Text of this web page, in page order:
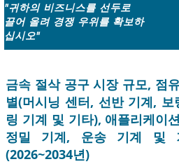
"귀하의 비즈니스를 선두로
끌어 올려 경쟁 우위를 확보하
십시오"
금속 절삭 공구 시장 규모, 점
별(머시닝 센터, 선반 기계,
링 기계 및 기타), 애플리케이
정밀 기계, 운송 기계 및
(2026~2034년)